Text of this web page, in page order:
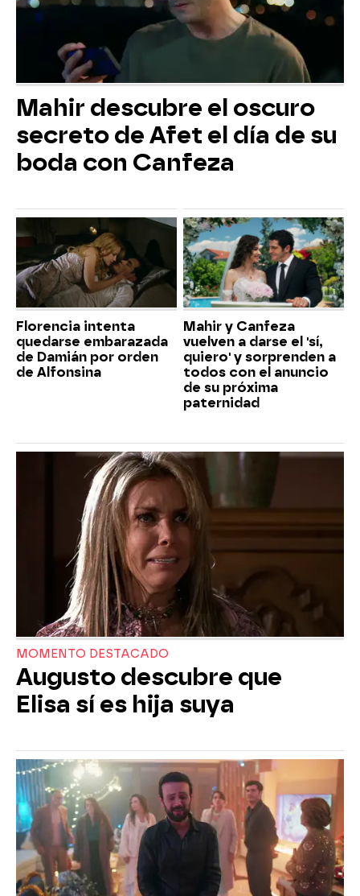
Mahir descubre el oscuro
secreto de Afet el día de su
boda con Canfeza
Florencia intenta
quedarse embarazada
de Damián por orden
de Alfonsina
Mahir y Canfeza
vuelven a darse el 'sí,
quiero' y sorprenden a
todos con el anuncio
de su próxima
paternidad
MOMENTO DESTACADO
Augusto descubre que
Elisa sí es hija suya